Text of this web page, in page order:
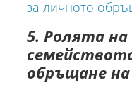
5. Ролята
обръщане